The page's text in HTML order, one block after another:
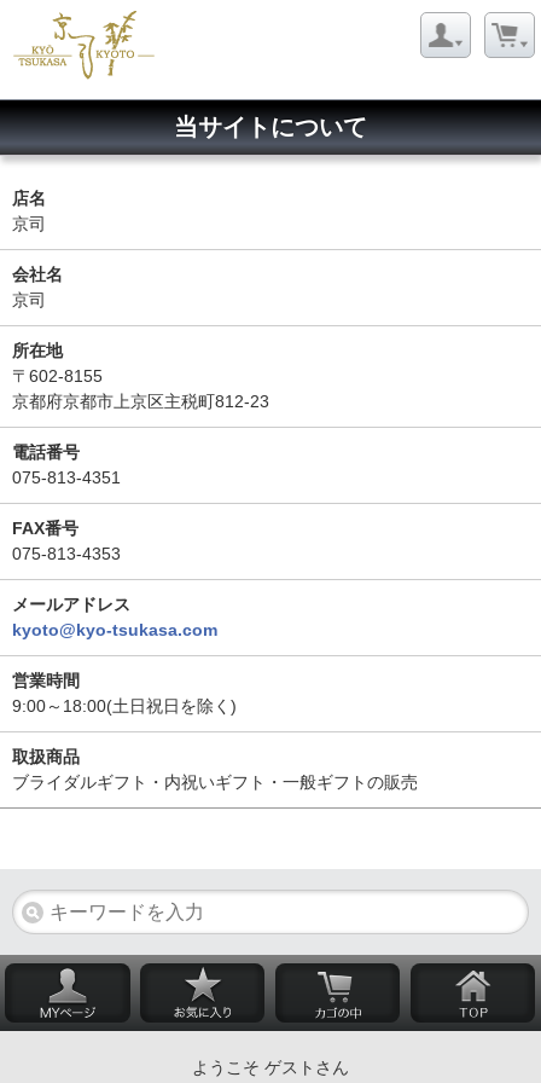
当サイトについて
店名
京司
会社名
京司
所在地
〒602-8155
京都府京都市上京区主税町812-23
電話番号
075-813-4351
FAX番号
075-813-4353
メールアドレス
kyoto@kyo-tsukasa.com
営業時間
9:00～18:00(土日祝日を除く)
取扱商品
ブライダルギフト・内祝いギフト・一般ギフトの販売
ようこそ ゲストさん